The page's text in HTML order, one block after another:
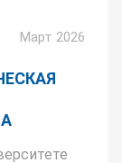
Март 2026